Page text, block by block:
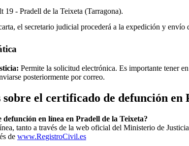
19 - Pradell de la Teixeta (Tarragona).
el secretario judicial procederá a la expedición y
Permite la solicitud electrónica. Es importante tener
posteriormente por correo.
el certificado de defunción en
defunción en línea en Pradell de la Teixeta?
tanto a través de la web oficial del Ministerio de
de www.RegistroCivil.es